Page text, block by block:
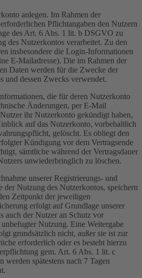
anlegen. Im Rahmen der
Pflichtangaben den Nutzern
des Art. 6 Abs. 1 lit. b DSGVO zu
des Nutzerkontos verarbeitet. Zu den
insbesondere die Login-Informationen
E-Mailadresse). Die im Rahmen der
Daten werden für die Zwecke der
und dessen Zwecks verwendet.
die für deren Nutzerkonto
Änderungen, per E-Mail
ihr Nutzerkonto gekündigt haben,
auf das Nutzerkonto, vorbehaltlich
gelöscht. Es obliegt den
Kündigung vor dem Vertragsende
sämtliche während der Vertragsdauer
unwiederbringlich zu löschen.
unserer Registrierungs- und
Nutzung des Nutzerkontos, speichern
Zeitpunkt der jeweiligen
erfolgt auf Grundlage unserer
auch der Nutzer an Schutz vor
Nutzung. Eine Weitergabe
grundsätzlich nicht, außer sie ist zur
erforderlich oder es besteht hierzu
gem. Art. 6 Abs. 1 lit. c
spätestens nach 7 Tagen